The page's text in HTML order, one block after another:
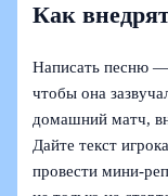
Как
Написать песню —
чтобы она
домашний матч,
Дайте текст
провести мини-